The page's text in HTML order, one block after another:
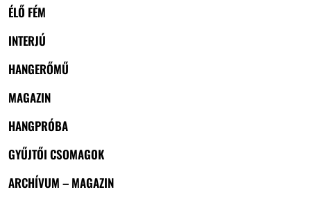
ÉLŐ FÉM
INTERJÚ
HANGERŐMŰ
MAGAZIN
HANGPRÓBA
GYŰJTŐI CSOMAGOK
ARCHÍVUM – MAGAZIN